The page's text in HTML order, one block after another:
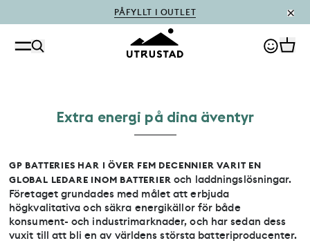
PÅFYLLT I OUTLET
Extra energi på dina äventyr
GP BATTERIES HAR I ÖVER FEM DECENNIER VARIT EN
GLOBAL LEDARE INOM BATTERIERoch laddningslösningar.
Företaget grundades med målet att erbjuda
högkvalitativa och säkra energikällor för både
konsument- och industrimarknader, och har sedan dess
vuxit till att bli en av världens största batteriproducenter.